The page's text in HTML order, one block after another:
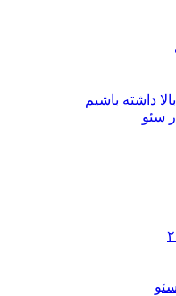
داشته باشیم
سئو